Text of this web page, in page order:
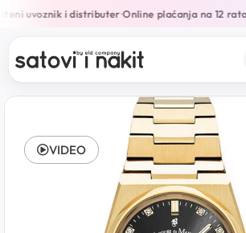
uvoznik i distributer•Online plaćanja na 12 rata•
VIDEO